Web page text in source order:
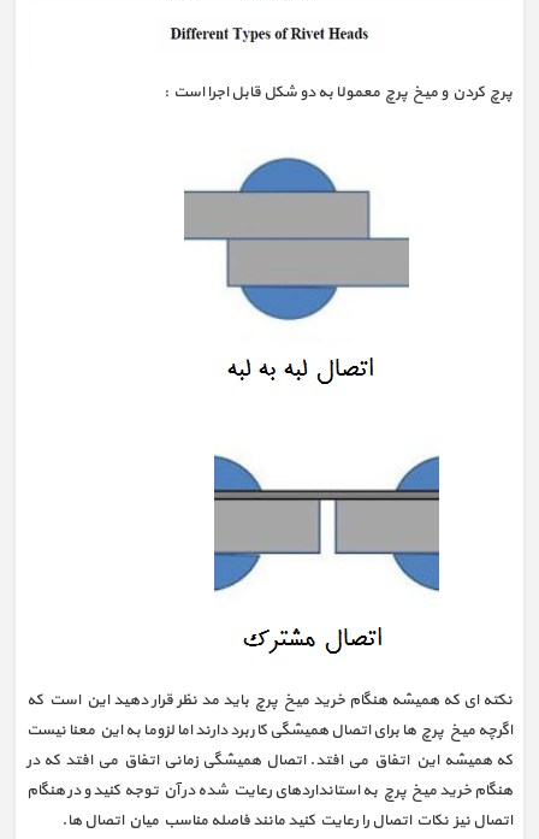
پرچ کردن و میخ پرچ معمولا به دو شکل قابل اجرا است :
نکته ای که همیشه هنگام خرید میخ پرچ باید مد نظر قرار دهید این است که
اگرچه میخ پرچ ها برای اتصال همیشگی کاربرد دارند اما لزوما به این معنا نیست
که همیشه این اتفاق می افتد. اتصال همیشگی زمانی اتفاق می افتد که در
هنگام خرید میخ پرچ به استانداردهای رعایت شده در آن توجه کنید و در هنگام
اتصال نیز نکات اتصال را رعایت کنید مانند فاصله مناسب میان اتصال ها.